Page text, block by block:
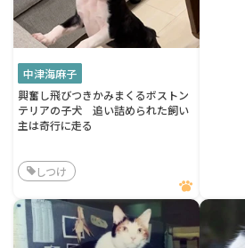
中津海麻子
興奮し飛びつきかみまくるボストン
テリアの子犬 追い詰められた飼い
主は奇行に走る
しつけ